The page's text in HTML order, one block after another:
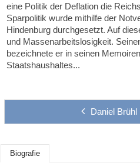
eine Politik der Deflation die
Sparpolitik wurde mithilfe der
Hindenburg durchgesetzt. Auf
und Massenarbeitslosigkeit.
bezeichnete er in seinen
Staatshaushaltes...
Daniel Brühl
Biografie